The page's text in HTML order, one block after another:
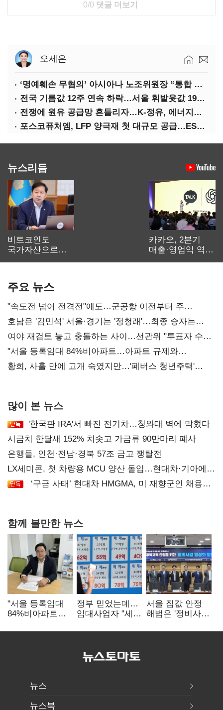
0/0 댓글 더보기
오세은
‘명예훼손 무혐의’ 아시아나 노조위원장 “통합 위해 법적 대응 않겠다”
전국 기름값 12주 연속 하락…서울 휘발윳값 1909원
전쟁에 원유 공급망 흔들리자…K-정유, 에너지안보 핵심으로 재부상
포스코퓨처엠, LFP 양극재 첫 대규모 공급…ESS 시장 공략
뉴스리듬
비트코인도
국가자산으로…'
카카오, 2분기
매출·영업익 역대
주요 뉴스
"속도전 넘어 전격전"에도…군공항 이전부터 주
52시간까지 '뇌관'
호남은 '김민석' 서울·경기는 '정청래'…최종 승자는
'안갯속'
여야 재검토 놓고 충돌하는 사이…선관위 "투표자 수
오차 당연"
"서울 등록임대 84%비아파트…아파트 규제와
달리해야"
황희, 사흘 만에 고개 숙였지만…'폐버스 청년주택'
많이 본 뉴스
'한국판 IRA'서 빠진 전기차…청와대 벽에 막혔다
시금치 한달새 152% 치솟고 가금류 90만마리 폐사
은행들, 인천·전남·경북 57조 금고 쟁탈전
LX세미콘, 첫 차량용 MCU 양산 돌입…현대차·기아에
공급
‘구금 사태’ 현대차 HMGMA, 미 재향군인 채용
함께 볼만한 뉴스
"서울 등록임대
84%비아파트…
달리해야"
정부 믿었는데…
임대사업자 "세금
서울 집값 안정
해법은 '정비사업
분쟁 해소도 과제
뉴스
뉴스북